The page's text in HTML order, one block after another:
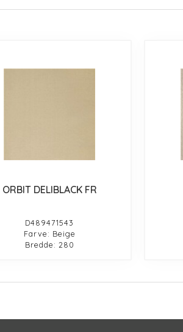
ORBIT DELIBLACK FR
D489471543
Farve: Beige
Bredde: 280